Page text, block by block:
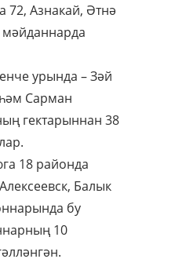
72, Азнакай, Әтнә
урында – Зәй
Сарман
гектарыннан 38
18 районда
Балык
бу
10